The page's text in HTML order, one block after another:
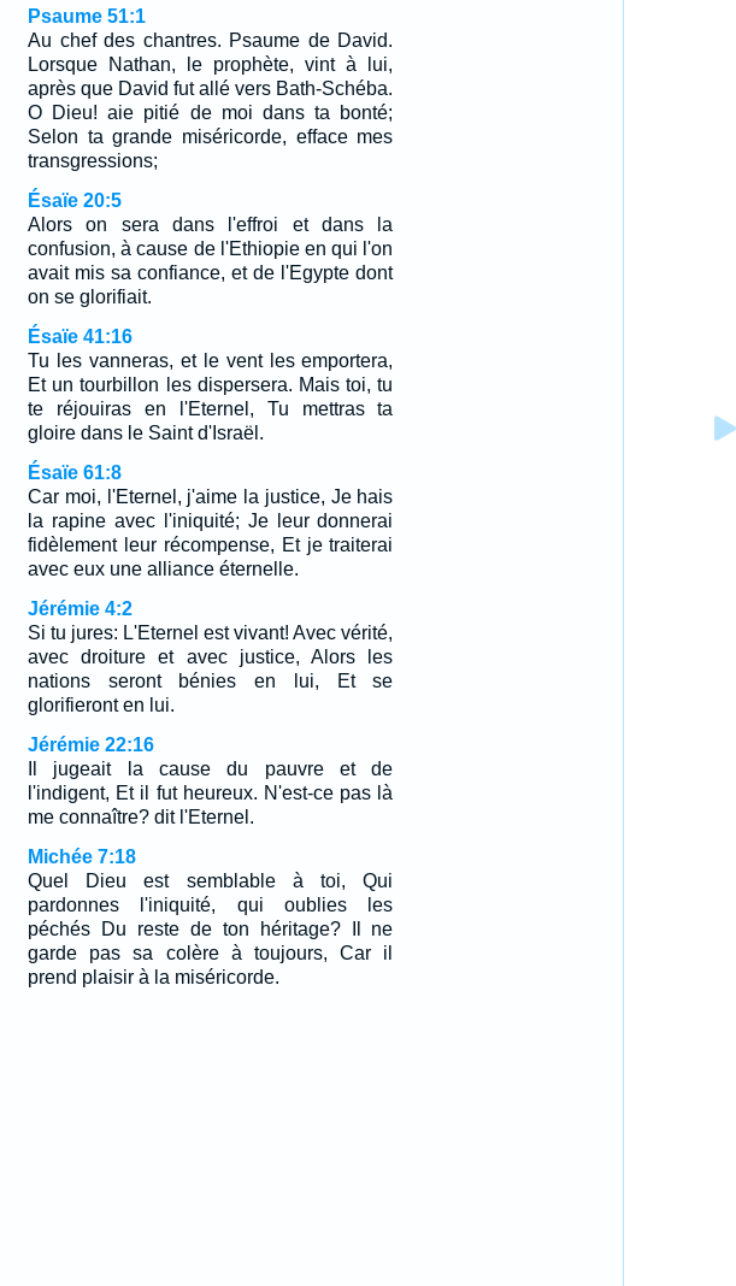
Psaume 51:1
Au chef des chantres. Psaume de David.
Lorsque Nathan, le prophète, vint à lui,
après que David fut allé vers Bath-Schéba.
O Dieu! aie pitié de moi dans ta bonté;
Selon ta grande miséricorde, efface mes
transgressions;
Ésaïe 20:5
Alors on sera dans l'effroi et dans la
confusion, à cause de l'Ethiopie en qui l'on
avait mis sa confiance, et de l'Egypte dont
on se glorifiait.
Ésaïe 41:16
Tu les vanneras, et le vent les emportera,
Et un tourbillon les dispersera. Mais toi, tu
te réjouiras en l'Eternel, Tu mettras ta
gloire dans le Saint d'Israël.
Ésaïe 61:8
Car moi, l'Eternel, j'aime la justice, Je hais
la rapine avec l'iniquité; Je leur donnerai
fidèlement leur récompense, Et je traiterai
avec eux une alliance éternelle.
Jérémie 4:2
Si tu jures: L'Eternel est vivant! Avec vérité,
avec droiture et avec justice, Alors les
nations seront bénies en lui, Et se
glorifieront en lui.
Jérémie 22:16
Il jugeait la cause du pauvre et de
l'indigent, Et il fut heureux. N'est-ce pas là
me connaître? dit l'Eternel.
Michée 7:18
Quel Dieu est semblable à toi, Qui
pardonnes l'iniquité, qui oublies les
péchés Du reste de ton héritage? Il ne
garde pas sa colère à toujours, Car il
prend plaisir à la miséricorde.